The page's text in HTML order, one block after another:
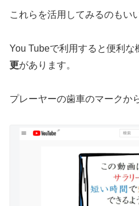
これらを活用してみるのもい
You Tubeで利用すると便利な
更があります。
プレーヤーの歯車のマークか